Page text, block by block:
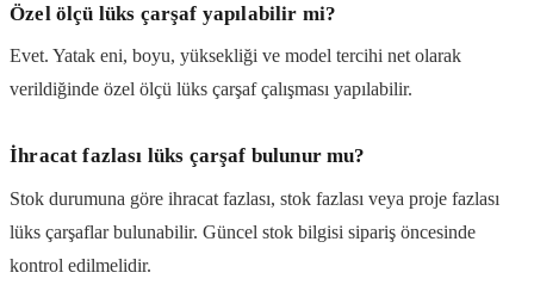
Özel ölçü lüks çarşaf yapılabilir mi?
Evet. Yatak eni, boyu, yüksekliği ve model tercihi net olarak
verildiğinde özel ölçü lüks çarşaf çalışması yapılabilir.
İhracat fazlası lüks çarşaf bulunur mu?
Stok durumuna göre ihracat fazlası, stok fazlası veya proje fazlası
lüks çarşaflar bulunabilir. Güncel stok bilgisi sipariş öncesinde
kontrol edilmelidir.